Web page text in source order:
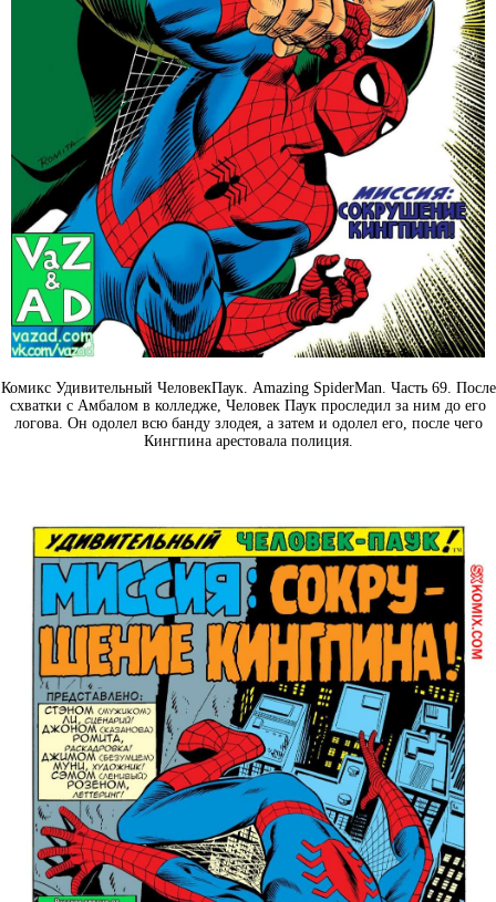
Комикс Удивительный ЧеловекПаук. Amazing SpiderMan. Часть 69. После
схватки с Амбалом в колледже, Человек Паук проследил за ним до его
логова. Он одолел всю банду злодея, а затем и одолел его, после чего
Кингпина арестовала полиция.